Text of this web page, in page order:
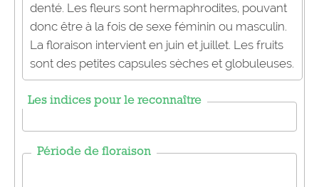
denté. Les fleurs sont hermaphrodites, pouvant
donc être à la fois de sexe féminin ou masculin.
La floraison intervient en juin et juillet. Les fruits
sont des petites capsules sèches et globuleuses.
Les indices pour le reconnaître
Période de floraison